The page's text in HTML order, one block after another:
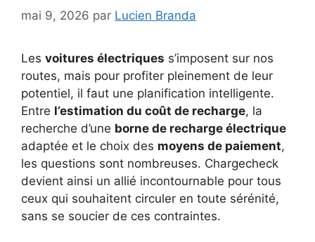
mai 9, 2026 par Lucien Branda
Les voitures électriques s’imposent sur nos
routes, mais pour profiter pleinement de leur
potentiel, il faut une planification intelligente.
Entre l’estimation du coût de recharge, la
recherche d’une borne de recharge électrique
adaptée et le choix des moyens de paiement,
les questions sont nombreuses. Chargecheck
devient ainsi un allié incontournable pour tous
ceux qui souhaitent circuler en toute sérénité,
sans se soucier de ces contraintes.